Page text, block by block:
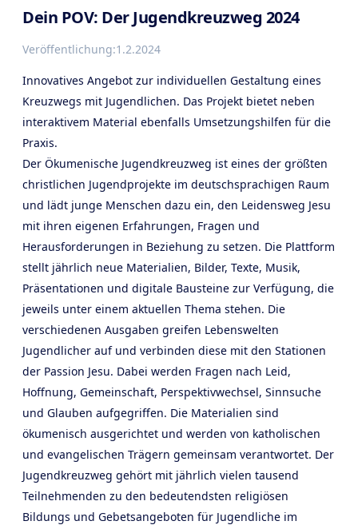
Dein POV: Der Jugendkreuzweg 2024
Veröffentlichung:1.2.2024
Innovatives Angebot zur individuellen Gestaltung eines
Kreuzwegs mit Jugendlichen. Das Projekt bietet neben
interaktivem Material ebenfalls Umsetzungshilfen für die
Praxis.
Der Ökumenische Jugendkreuzweg ist eines der größten
christlichen Jugendprojekte im deutschsprachigen Raum
und lädt junge Menschen dazu ein, den Leidensweg Jesu
mit ihren eigenen Erfahrungen, Fragen und
Herausforderungen in Beziehung zu setzen. Die Plattform
stellt jährlich neue Materialien, Bilder, Texte, Musik,
Präsentationen und digitale Bausteine zur Verfügung, die
jeweils unter einem aktuellen Thema stehen. Die
verschiedenen Ausgaben greifen Lebenswelten
Jugendlicher auf und verbinden diese mit den Stationen
der Passion Jesu. Dabei werden Fragen nach Leid,
Hoffnung, Gemeinschaft, Perspektivwechsel, Sinnsuche
und Glauben aufgegriffen. Die Materialien sind
ökumenisch ausgerichtet und werden von katholischen
und evangelischen Trägern gemeinsam verantwortet. Der
Jugendkreuzweg gehört mit jährlich vielen tausend
Teilnehmenden zu den bedeutendsten religiösen
Bildungs und Gebetsangeboten für Jugendliche im